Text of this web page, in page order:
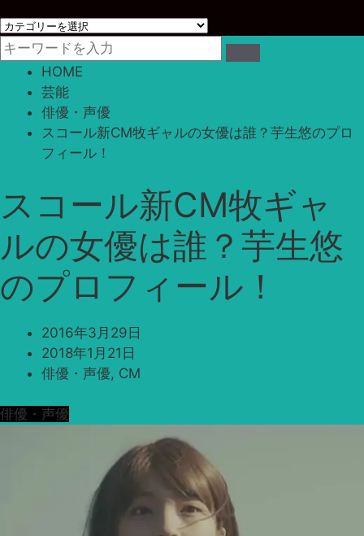
カ
テ
ゴ
HOME
芸能
俳優・声優
スコール新CM牧ギャルの女優は誰？芋生悠のプロ
フィール！
スコール新CM牧ギャ
ルの女優は誰？芋生悠
のプロフィール！
2016年3月29日
2018年1月21日
俳優・声優, CM
俳優・声優